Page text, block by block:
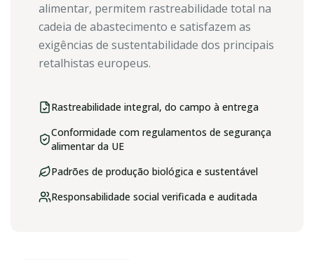
alimentar, permitem rastreabilidade total na
cadeia de abastecimento e satisfazem as
exigências de sustentabilidade dos principais
retalhistas europeus.
Rastreabilidade integral, do campo à entrega
Conformidade com regulamentos de segurança
alimentar da UE
Padrões de produção biológica e sustentável
Responsabilidade social verificada e auditada